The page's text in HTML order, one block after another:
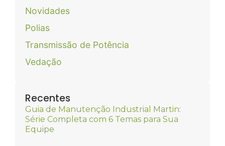
Novidades
Polias
Transmissão de Potência
Vedação
Recentes
Guia de Manutenção Industrial Martin:
Série Completa com 6 Temas para Sua
Equipe